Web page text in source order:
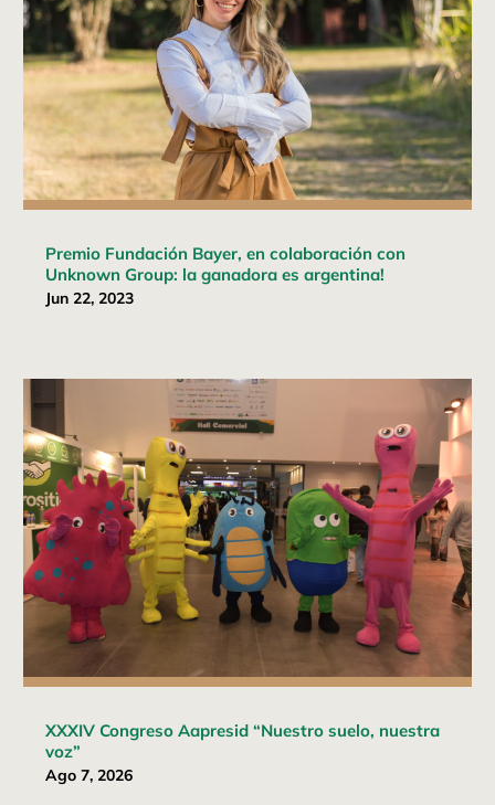
Premio Fundación Bayer, en colaboración con
Unknown Group: la ganadora es argentina!
Jun 22, 2023
XXXIV Congreso Aapresid “Nuestro suelo, nuestra
voz”
Ago 7, 2026